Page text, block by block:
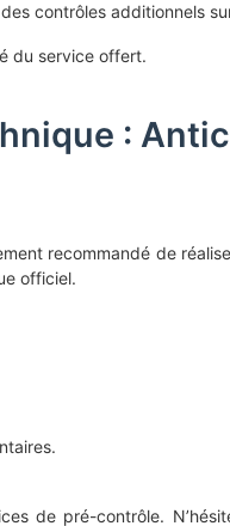
contrôles additionnels
du service offert.
:
recommandé de
officiel.
de pré-contrôle.